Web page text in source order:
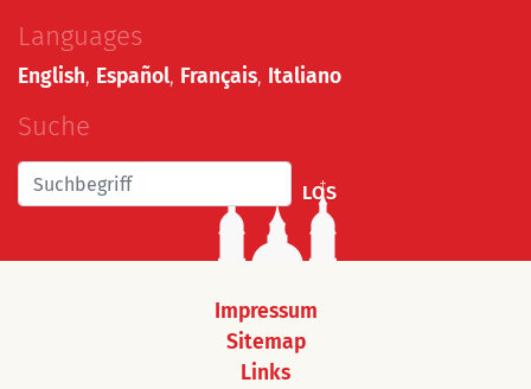
Languages
English, Español, Français, Italiano
Suche
LOS
Impressum
Sitemap
Links